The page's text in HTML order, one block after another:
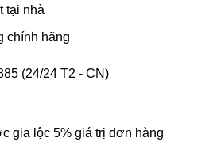
tại nhà
chính hãng
(24/24 T2 - CN)
gia lộc 5% giá trị đơn hàng